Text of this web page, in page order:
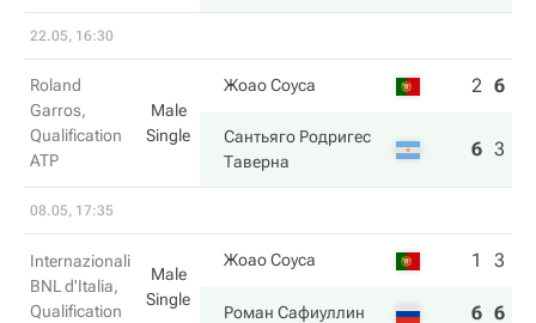
22.05, 16:30
Roland
Garros,
Qualification
ATP
Male
Single
Жоао Соуса 2 6
Сантьяго Родригес
Таверна
6 3
08.05, 17:35
Internazionali
BNL d'Italia,
Qualification
Male
Single
Жоао Соуса 1 3
Роман Сафиуллин 6 6